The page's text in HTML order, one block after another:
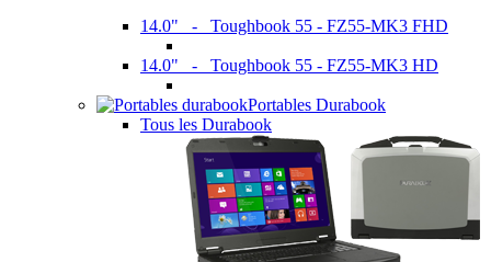
14.0" - Toughbook 55 - FZ55-MK3 FHD
14.0" - Toughbook 55 - FZ55-MK3 HD
Portables Durabook
Tous les Durabook